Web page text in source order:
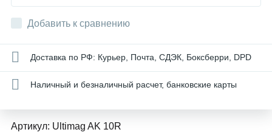
Добавить к сравнению
Доставка по РФ: Курьер, Почта, СДЭК, Боксберри, DPD
Наличный и безналичный расчет, банковские карты
Артикул: Ultimag AK 10R